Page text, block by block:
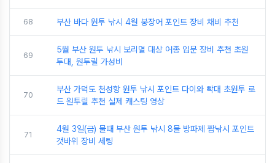
68 부산 바다 원투 낚시 4월 붕장어 포인트 장비 채비 추천
69
5월 부산 원투 낚시 보리멸 대상 어종 입문 장비 추천 초원
투대, 원투릴 가성비
70
부산 가덕도 천성항 원투 낚시 포인트 다이와 빡대 초원투 로
드 원투릴 추천 실제 캐스팅 영상
71
4월 3일(금) 물때 부산 원투 낚시 8물 방파제 짬낚시 포인트
갯바위 장비 세팅